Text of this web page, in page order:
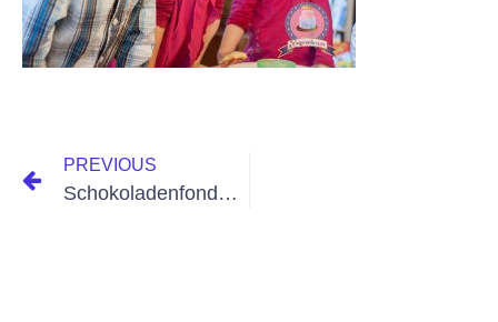
PREVIOUS
Schokoladenfondant & Cake Stencil